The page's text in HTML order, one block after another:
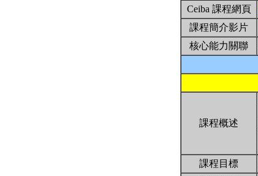
Ceiba 課程網頁
課程簡介影片
核心能力關聯
課程概述
課程目標